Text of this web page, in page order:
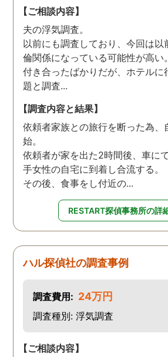
【ご相談内容】
夫の浮気調査。
以前にも調査しており、今回は以
倫関係になっている可能性が高い。
付き合ったばかりだが、ホテルに
題と調査...
【調査内容と結果】
依頼者家族との旅行を断った為、
始。
依頼者が家を出た2時間後、車に
手女性の自宅に到着し合流する。
その後、食事をし付近の...
RESTART探偵事務所の詳
ハル探偵社の調査事例
調査費用: 24万円
調査種別: 浮気調査
【ご相談内容】